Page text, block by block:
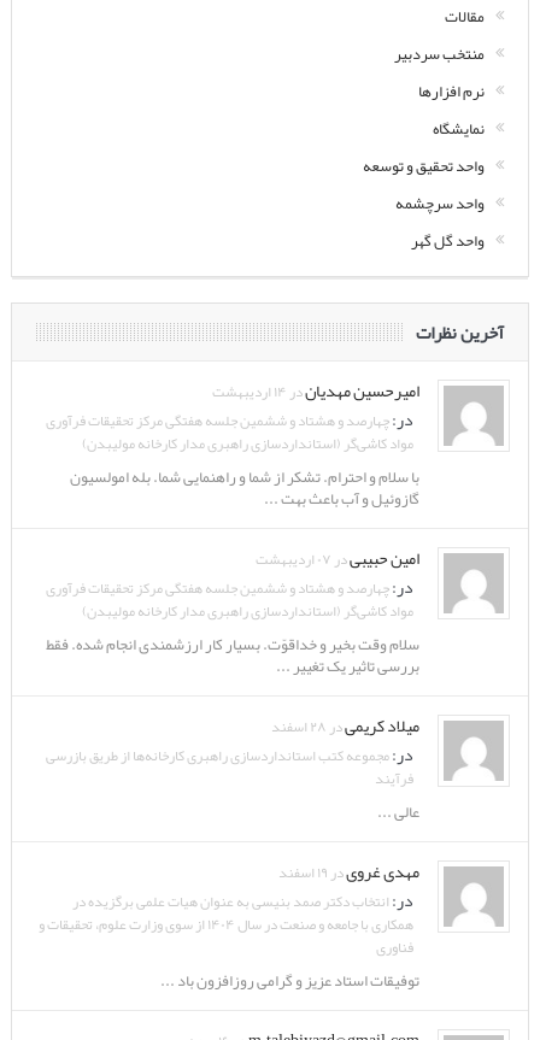
مقالات
منتخب سردبیر
نرم افزارها
نمایشگاه
واحد تحقیق و توسعه
واحد سرچشمه
واحد گل گهر
آخرین نظرات
امیرحسین مهدیاندر ۱۴ اردیبهشت
در:چهارصد و هشتاد و ششمین جلسه هفتگی مرکز تحقیقات فرآوری
مواد کاشی‌گر (استانداردسازی راهبری مدار کارخانه مولیبدن)
با سلام و احترام. تشکر از شما و راهنمایی شما. بله امولسیون
گازوئیل و آب باعث بهت ...
امین حبیبیدر ۰۷ اردیبهشت
در:چهارصد و هشتاد و ششمین جلسه هفتگی مرکز تحقیقات فرآوری
مواد کاشی‌گر (استانداردسازی راهبری مدار کارخانه مولیبدن)
سلام وقت بخیر و خداقوّت. بسیار کار ارزشمندی انجام شده. فقط
بررسی تاثیر یک تغییر ...
میلاد کریمیدر ۲۸ اسفند
در:مجموعه کتب استانداردسازی راهبری کارخانه‌ها از طریق بازرسی
فرآیند
عالی ...
مهدی غرویدر ۱۹ اسفند
در:انتخاب دکتر صمد بنیسی به عنوان هیات علمی برگزیده در
همکاری با جامعه و صنعت در سال ۱۴۰۴ از سوی وزارت علوم، تحقیقات و
فناوری
توفیقات استاد عزیز و گرامی روزافزون باد ...